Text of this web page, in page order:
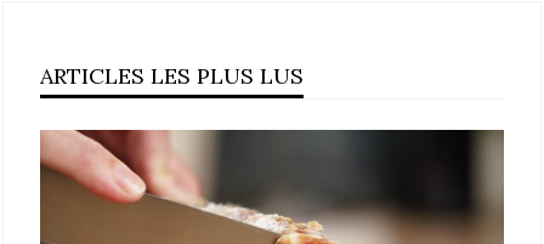
ARTICLES LES PLUS LUS